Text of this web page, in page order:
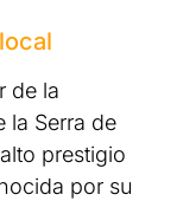
de la
la Serra de
prestigio
por su